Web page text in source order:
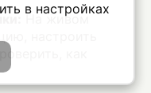
На живом
настроить
как
в настройках